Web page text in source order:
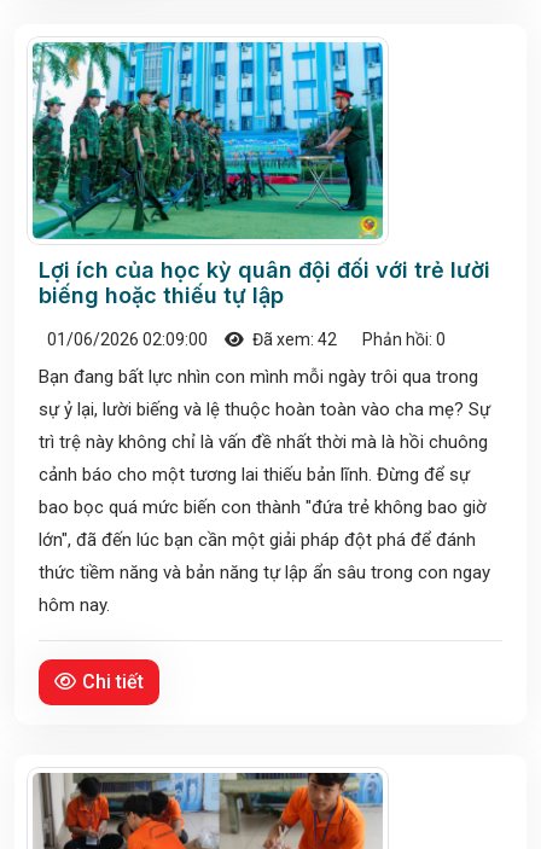
Lợi ích của học kỳ quân đội đối với trẻ lười
biếng hoặc thiếu tự lập
01/06/2026 02:09:00 Đã xem: 42 Phản hồi: 0
Bạn đang bất lực nhìn con mình mỗi ngày trôi qua trong
sự ỷ lại, lười biếng và lệ thuộc hoàn toàn vào cha mẹ? Sự
trì trệ này không chỉ là vấn đề nhất thời mà là hồi chuông
cảnh báo cho một tương lai thiếu bản lĩnh. Đừng để sự
bao bọc quá mức biến con thành "đứa trẻ không bao giờ
lớn", đã đến lúc bạn cần một giải pháp đột phá để đánh
thức tiềm năng và bản năng tự lập ẩn sâu trong con ngay
hôm nay.
Chi tiết